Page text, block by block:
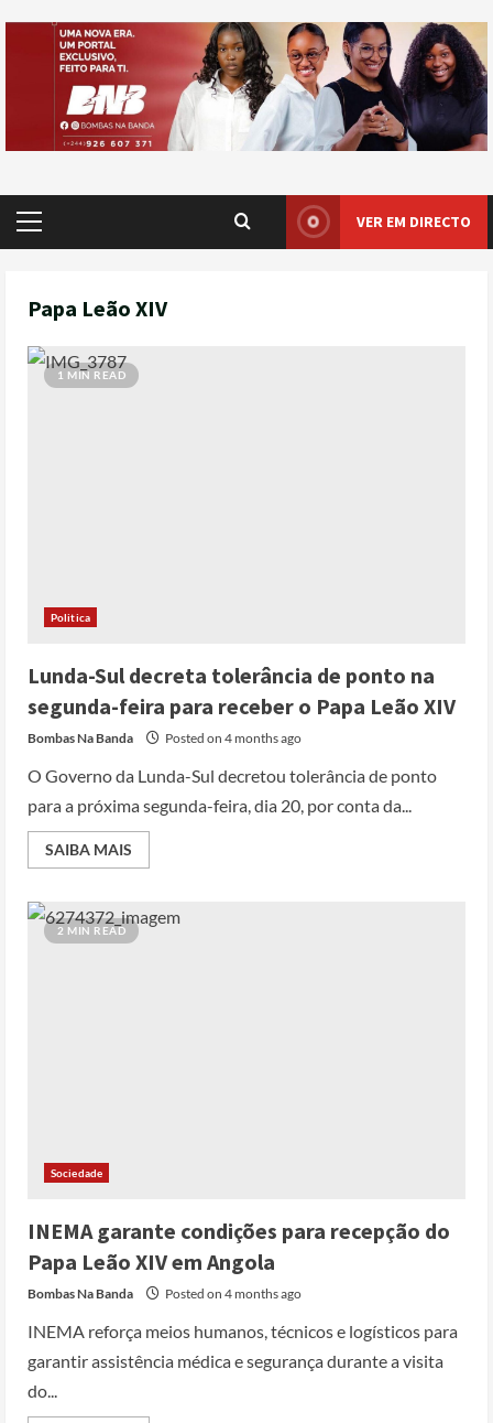
VER EM DIRECTO
Papa Leão XIV
1 MIN READ
Politica
Lunda-Sul decreta tolerância de ponto na
segunda-feira para receber o Papa Leão XIV
Bombas Na Banda Posted on 4 months ago
O Governo da Lunda-Sul decretou tolerância de ponto
para a próxima segunda-feira, dia 20, por conta da...
SAIBA MAIS
2 MIN READ
Sociedade
INEMA garante condições para recepção do
Papa Leão XIV em Angola
Bombas Na Banda Posted on 4 months ago
INEMA reforça meios humanos, técnicos e logísticos para
garantir assistência médica e segurança durante a visita
do...